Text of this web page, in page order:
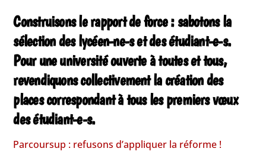
Construisons le rapport de force : sabotons la
sélection des lycéen-ne-s et des étudiant-e-s.
Pour une université ouverte à toutes et tous,
revendiquons collectivement la création des
places correspondant à tous les premiers vœux
des étudiant-e-s.
Parcoursup : refusons d’appliquer la réforme !